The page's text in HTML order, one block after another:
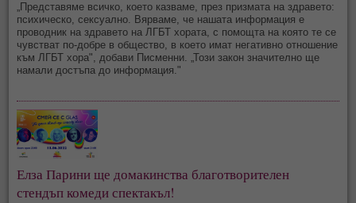
„Представяме всичко, което казваме, през призмата на здравето:
психическо, сексуално. Вярваме, че нашата информация е
проводник на здравето на ЛГБТ хората, с помощта на която те се
чувстват по-добре в общество, в което имат негативно отношение
към ЛГБТ хора", добави Писменни. „Този закон значително ще
намали достъпа до информация."
Елза Парини ще домакинства благотворителен
стендъп комеди спектакъл!